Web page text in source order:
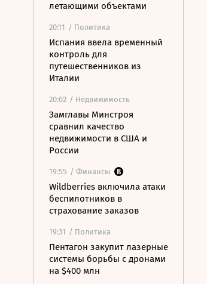
летающими объектами
20:11 / Политика
Испания ввела временный
контроль для
путешественников из
Италии
20:02 / Недвижимость
Замглавы Минстроя
сравнил качество
недвижимости в США и
России
19:55 / Финансы
Wildberries включила атаки
беспилотников в
страхование заказов
19:31 / Политика
Пентагон закупит лазерные
системы борьбы с дронами
на $400 млн